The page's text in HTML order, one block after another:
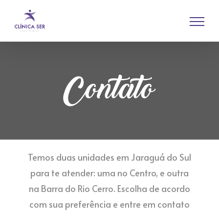
Contato
Temos duas unidades em Jaraguá do Sul
para te atender: uma no Centro, e outra
na Barra do Rio Cerro. Escolha de acordo
com sua preferência e entre em contato